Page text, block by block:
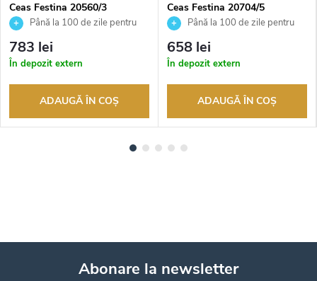
Ceas Festina 20560/3
Până la 100 de zile pentru
returnarea bunurilor. Vânzător
autorizat
783 lei
În depozit extern
ADAUGĂ ÎN COŞ
Ceas Festina 20704/5
Până la 100 de zile pentru
returnarea bunurilor. Vânzător
autorizat
658 lei
În depozit extern
ADAUGĂ ÎN COŞ
Abonare la newsletter